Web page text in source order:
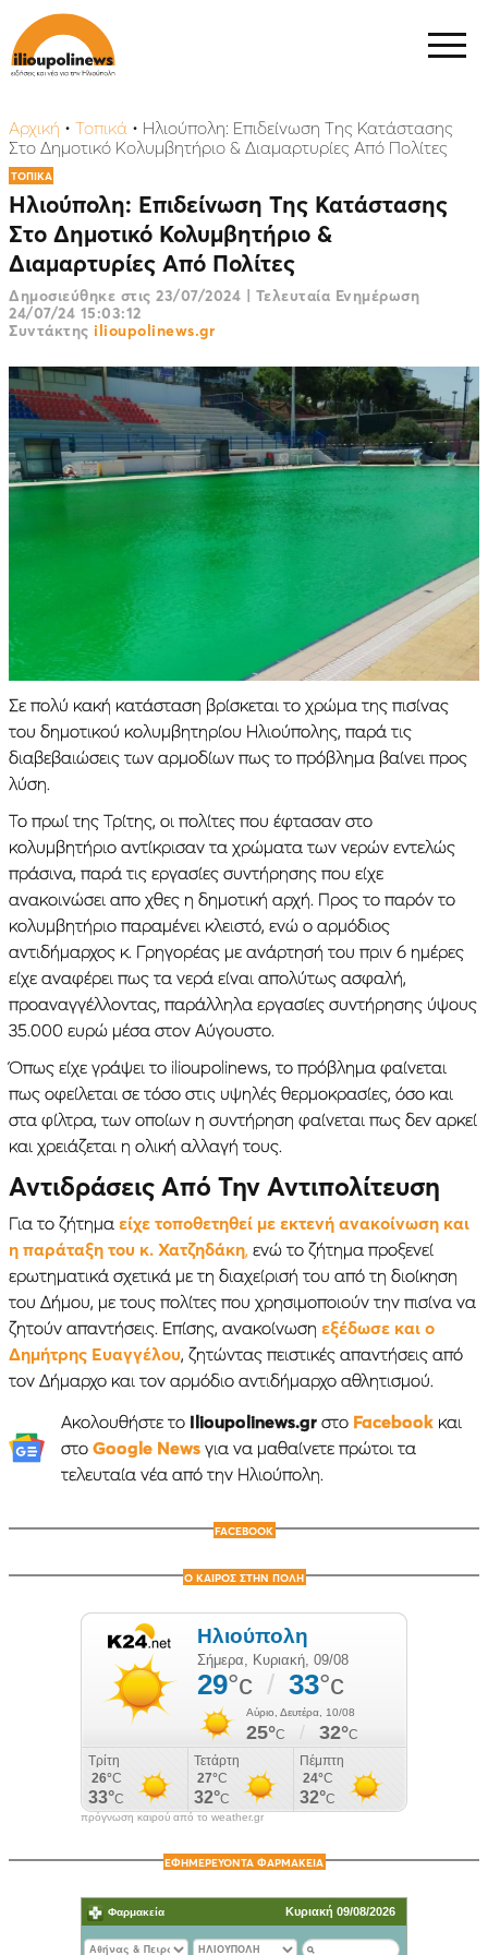
Αρχική • Τοπικά • Ηλιούπολη: Επιδείνωση Της Κατάστασης
Στο Δημοτικό Κολυμβητήριο & Διαμαρτυρίες Από Πολίτες
ΤΟΠΙΚΑ
Ηλιούπολη: Επιδείνωση Της Κατάστασης
Στο Δημοτικό Κολυμβητήριο &
Διαμαρτυρίες Από Πολίτες
Δημοσιεύθηκε στις 23/07/2024 | Τελευταία Ενημέρωση
24/07/24 15:03:12
Συντάκτης ilioupolinews.gr
Σε πολύ κακή κατάσταση βρίσκεται το χρώμα της πισίνας
του δημοτικού κολυμβητηρίου Ηλιούπολης, παρά τις
διαβεβαιώσεις των αρμοδίων πως το πρόβλημα βαίνει προς
λύση.
Το πρωί της Τρίτης, οι πολίτες που έφτασαν στο
κολυμβητήριο αντίκρισαν τα χρώματα των νερών εντελώς
πράσινα, παρά τις εργασίες συντήρησης που είχε
ανακοινώσει απο χθες η δημοτική αρχή. Προς το παρόν το
κολυμβητήριο παραμένει κλειστό, ενώ ο αρμόδιος
αντιδήμαρχος κ. Γρηγορέας με ανάρτησή του πριν 6 ημέρες
είχε αναφέρει πως τα νερά είναι απολύτως ασφαλή,
προαναγγέλλοντας, παράλληλα εργασίες συντήρησης ύψους
35.000 ευρώ μέσα στον Αύγουστο.
Όπως είχε γράψει το ilioupolinews, το πρόβλημα φαίνεται
πως οφείλεται σε τόσο στις υψηλές θερμοκρασίες, όσο και
στα φίλτρα, των οποίων η συντήρηση φαίνεται πως δεν αρκεί
και χρειάζεται η ολική αλλαγή τους.
Αντιδράσεις Από Την Αντιπολίτευση
Για το ζήτημα είχε τοποθετηθεί με εκτενή ανακοίνωση και
η παράταξη του κ. Χατζηδάκη, ενώ το ζήτημα προξενεί
ερωτηματικά σχετικά με τη διαχείρισή του από τη διοίκηση
του Δήμου, με τους πολίτες που χρησιμοποιούν την πισίνα να
ζητούν απαντήσεις. Επίσης, ανακοίνωση εξέδωσε και ο
Δημήτρης Ευαγγέλου, ζητώντας πειστικές απαντήσεις από
τον Δήμαρχο και τον αρμόδιο αντιδήμαρχο αθλητισμού.
Ακολουθήστε το Ilioupolinews.grστο Facebookκαι
στο Google Newsγια να μαθαίνετε πρώτοι τα
τελευταία νέα από την Ηλιούπολη.
FACEBOOK
Ο ΚΑΙΡΟΣ ΣΤΗΝ ΠΟΛΗ
πρόγνωση καιρού από το weather.gr
ΕΦΗΜΕΡΕΥΟΝΤΑ ΦΑΡΜΑΚΕΙΑ